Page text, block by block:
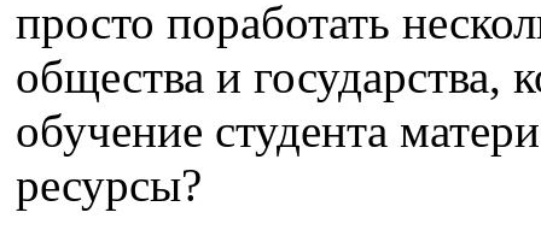
просто поработать
общества и государства,
обучение студента
ресурсы?